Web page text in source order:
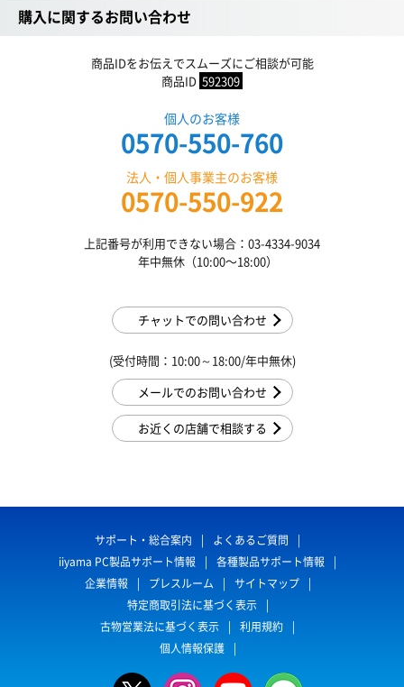
購入に関するお問い合わせ
商品IDをお伝えでスムーズにご相談が可能
商品ID 592309
個人のお客様
0570-550-760
法人・個人事業主のお客様
0570-550-922
上記番号が利用できない場合：03-4334-9034
年中無休（10:00〜18:00）
チャットでの問い合わせ
(受付時間：10:00～18:00/年中無休)
メールでのお問い合わせ
お近くの店舗で相談する
サポート・総合案内
よくあるご質問
iiyama PC製品サポート情報
各種製品サポート情報
企業情報
プレスルーム
サイトマップ
特定商取引法に基づく表示
古物営業法に基づく表示
利用規約
個人情報保護